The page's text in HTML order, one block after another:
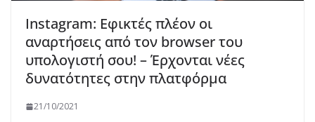
Instagram: Εφικτές πλέον οι
αναρτήσεις από τον browser του
υπολογιστή σου! – Έρχονται νέες
δυνατότητες στην πλατφόρμα
21/10/2021